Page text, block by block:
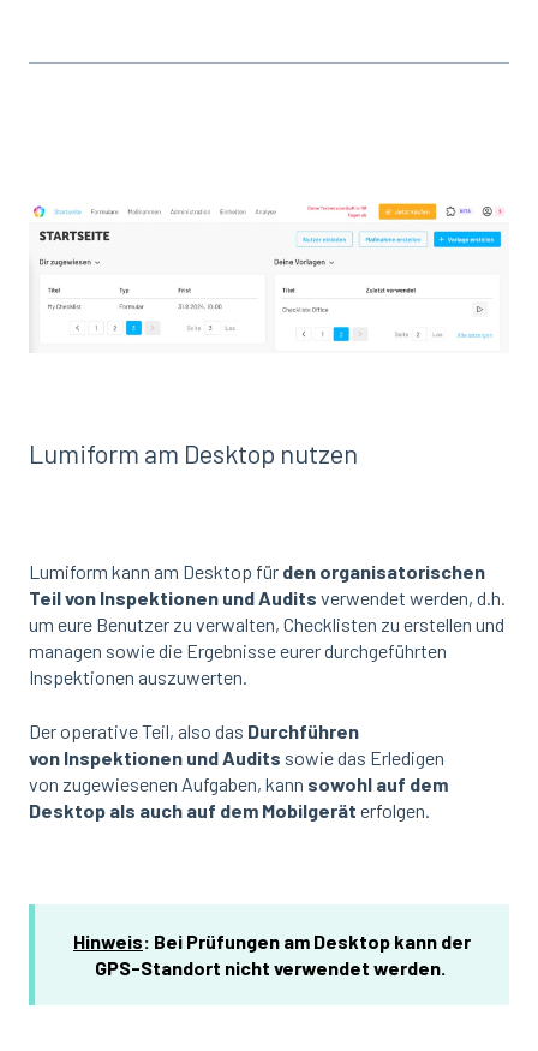
Lumiform am Desktop nutzen
Lumiform kann am Desktop für den organisatorischen
Teil von Inspektionen und Audits verwendet werden, d.h.
um eure Benutzer zu verwalten, Checklisten zu erstellen und
managen sowie die Ergebnisse eurer durchgeführten
Inspektionen auszuwerten.
Der operative Teil, also das Durchführen
von Inspektionen und Audits sowie das Erledigen
von zugewiesenen Aufgaben, kann sowohl auf dem
Desktop als auch auf dem Mobilgerät erfolgen.
Hinweis: Bei Prüfungen am Desktop kann der
GPS-Standort nicht verwendet werden.